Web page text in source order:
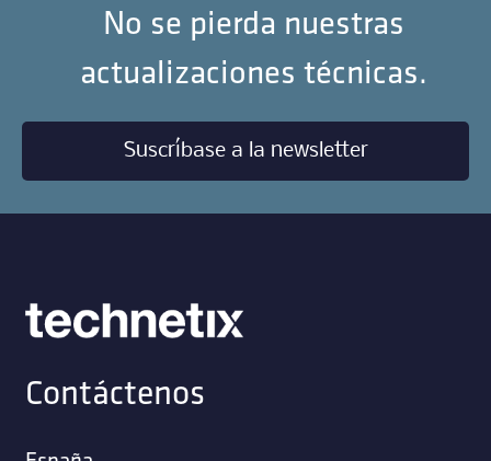
No se pierda nuestras
actualizaciones técnicas.
Suscríbase a la newsletter
Contáctenos